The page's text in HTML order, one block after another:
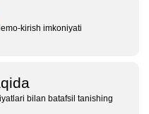
imkoniyati
bilan batafsil tanishing